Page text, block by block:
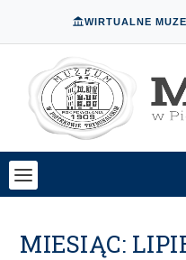
WIRTUALNE
MIESIĄC: